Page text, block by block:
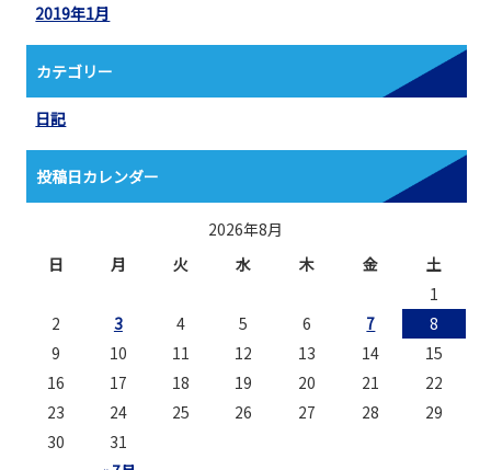
2019年1月
カテゴリー
日記
投稿日カレンダー
2026年8月
日
月 火 水 木 金 土
1
2
3 4 5 6 7
8
9
10 11 12 13 14
15
16
17 18 19 20 21
22
23
24 25 26 27 28
29
30
31